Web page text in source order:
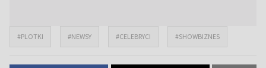
#PLOTKI #NEWSY #CELEBRYCI #SHOWBIZNES